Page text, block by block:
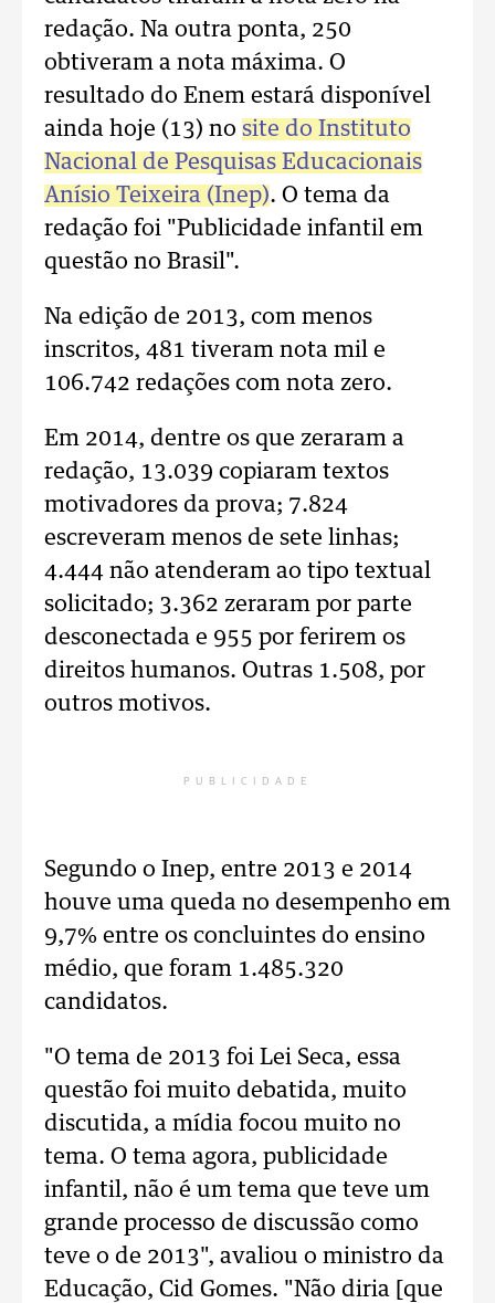
redação. Na outra ponta, 250
obtiveram a nota máxima. O
resultado do Enem estará disponível
ainda hoje (13) no site do Instituto
Nacional de Pesquisas Educacionais
Anísio Teixeira (Inep). O tema da
redação foi "Publicidade infantil em
questão no Brasil".
Na edição de 2013, com menos
inscritos, 481 tiveram nota mil e
106.742 redações com nota zero.
Em 2014, dentre os que zeraram a
redação, 13.039 copiaram textos
motivadores da prova; 7.824
escreveram menos de sete linhas;
4.444 não atenderam ao tipo textual
solicitado; 3.362 zeraram por parte
desconectada e 955 por ferirem os
direitos humanos. Outras 1.508, por
outros motivos.
PUBLICIDADE
Segundo o Inep, entre 2013 e 2014
houve uma queda no desempenho em
9,7% entre os concluintes do ensino
médio, que foram 1.485.320
candidatos.
"O tema de 2013 foi Lei Seca, essa
questão foi muito debatida, muito
discutida, a mídia focou muito no
tema. O tema agora, publicidade
infantil, não é um tema que teve um
grande processo de discussão como
teve o de 2013", avaliou o ministro da
Educação, Cid Gomes. "Não diria [que